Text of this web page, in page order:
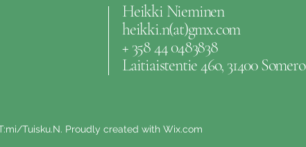
Heikki Nieminen
heikki.n(at)gmx.com
+ 358 44 0483838
Laitiaistentie 46o, 31400 Somero
Tuisku.N. Proudly created with Wix.com